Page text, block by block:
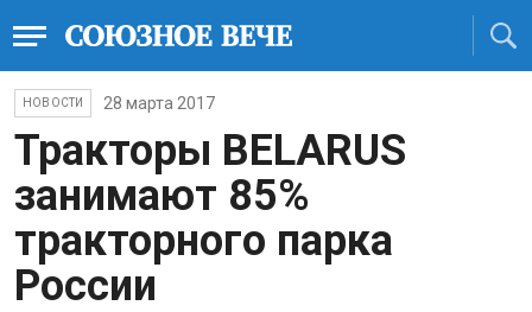
НОВОСТИ 28 марта 2017
Тракторы BELARUS
занимают 85%
тракторного парка
России